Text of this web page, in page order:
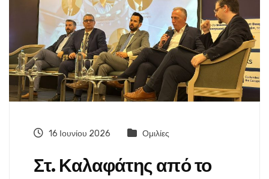
16 Ιουνίου 2026 Ομιλίες
Στ. Καλαφάτης από το